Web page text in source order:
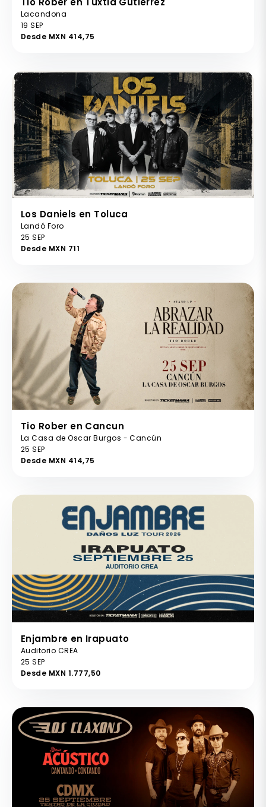
Lacandona
19 SEP
Desde MXN 414,75
Los Daniels en Toluca
Landó Foro
25 SEP
Desde MXN 711
Tio Rober en Cancun
La Casa de Oscar Burgos - Cancún
25 SEP
Desde MXN 414,75
Enjambre en Irapuato
Auditorio CREA
25 SEP
Desde MXN 1.777,50